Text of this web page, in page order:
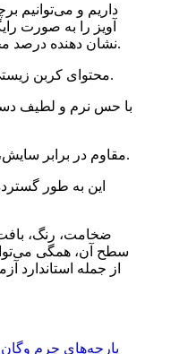
آویز را به صورت
نشان دهنده درصد محتوای کربن زیستی است.
۳. محتوای کربن زیستی آن قابل تنظیم است.
۵. مقاوم در برابر سایش، پارگی و ضد آب است.
سطح آن، همگی
از جمله